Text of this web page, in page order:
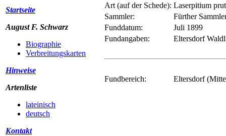
Startseite
August F. Schwarz
Biographie
Verbreitungskarten
Hinweise
Artenliste
lateinisch
deutsch
Kontakt
Art (auf der Schede): Laserpitium
Sammler:
Fürther
Funddatum:
Juli 1899
Fundangaben:
Eltersdorf
Fundbereich: Eltersdorf